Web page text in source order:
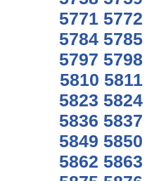
5771 5772
5784 5785
5797 5798
5810 5811
5823 5824
5836 5837
5849 5850
5862 5863